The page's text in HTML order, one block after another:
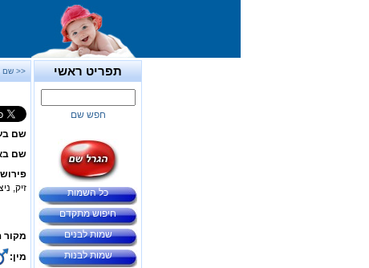
תפריט ראשי
חפש שם
כל השמות
חיפוש מתקדם
שמות לבנים
שמות לבנות
<< שם
שם
שם
זיק,
מין: